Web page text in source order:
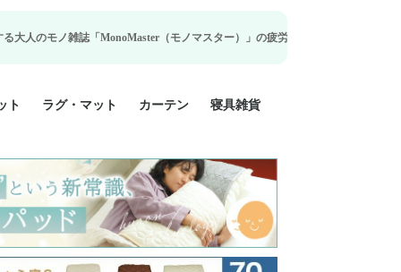
「MonoMaster（モノマスター）」の疲労回復・睡眠の向上特集に当社のリカバ
掛け布団カバー
掛け布団カバー
ロング 掛け布団
ル 掛け布団カバ
掛け布団カバー
ング 掛け布団カ
掛け布団カバー
け布団カバー
敷布団カバー
グル 敷布団カバ
敷布団カバー
ロング 敷布団カ
敷布団カバー
枕カバー
枕カバー
枕カバー
枕カバー
BOXシーツ
ロング BOXシー
ル BOXシーツ
BOXシーツ
ロング BOXシー
点セット
点セット
ト
ズ
イズ
サイズ
ズ
100%
ラグ・マット カーテン
既成カーテンのサイズ
遮光カーテン
レース・シアーカーテン
Disney ディズニーカーテ
ン
MOOMIN ムーミンカーテ
ン
PEANUTS ピーナツカー
テン (SNOOPY スヌーピ
ー)
寝具雑貨
美容・化粧品
シルク寝具・雑貨
HURONテクノロジー リ
カバリー寝具
ソファカバー
ひざ掛け
パジャマ
クッション
玄関・フロアーマット
ペット用ベッド
インテリア
その他寝具雑貨